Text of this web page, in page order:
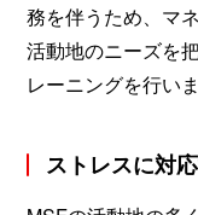
務を伴うため、マ
活動地のニーズを
レーニングを行いま
ストレスに対